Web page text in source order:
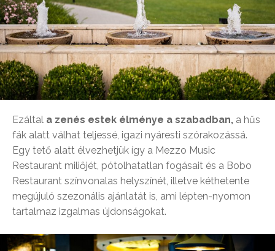
Ezáltal a zenés estek élménye a szabadban, a hűs
fák alatt válhat teljessé, igazi nyáresti szórakozássá.
Egy tető alatt élvezhetjük így a Mezzo Music
Restaurant miliőjét, pótolhatatlan fogásait és a Bobo
Restaurant színvonalas helyszínét, illetve kéthetente
megújuló szezonális ajánlatát is, ami lépten-nyomon
tartalmaz izgalmas újdonságokat.